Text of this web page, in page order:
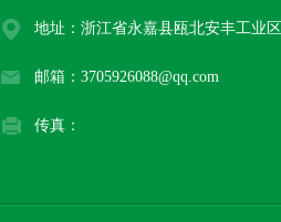
地址：浙江省永嘉县瓯北安丰工业区
邮箱：3705926088@qq.com
传真：